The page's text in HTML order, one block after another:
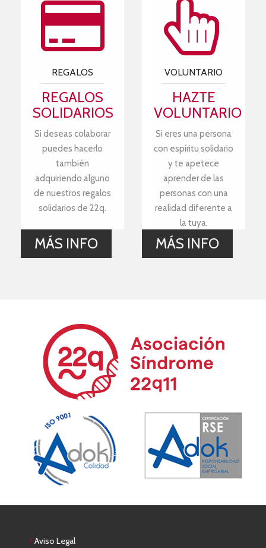
REGALOS
REGALOS
SOLIDARIOS
Si deseas colaborar
puedes hacerlo
también
adquiriendo alguno
de nuestros regalos
solidarios de 22q.
MÁS INFO
VOLUNTARIO
HAZTE
VOLUNTARIO
Si eres una persona
con espíritu solidario
y te apetece
aprender de las
personas con una
realidad diferente a
la tuya.
MÁS INFO
Aviso Legal